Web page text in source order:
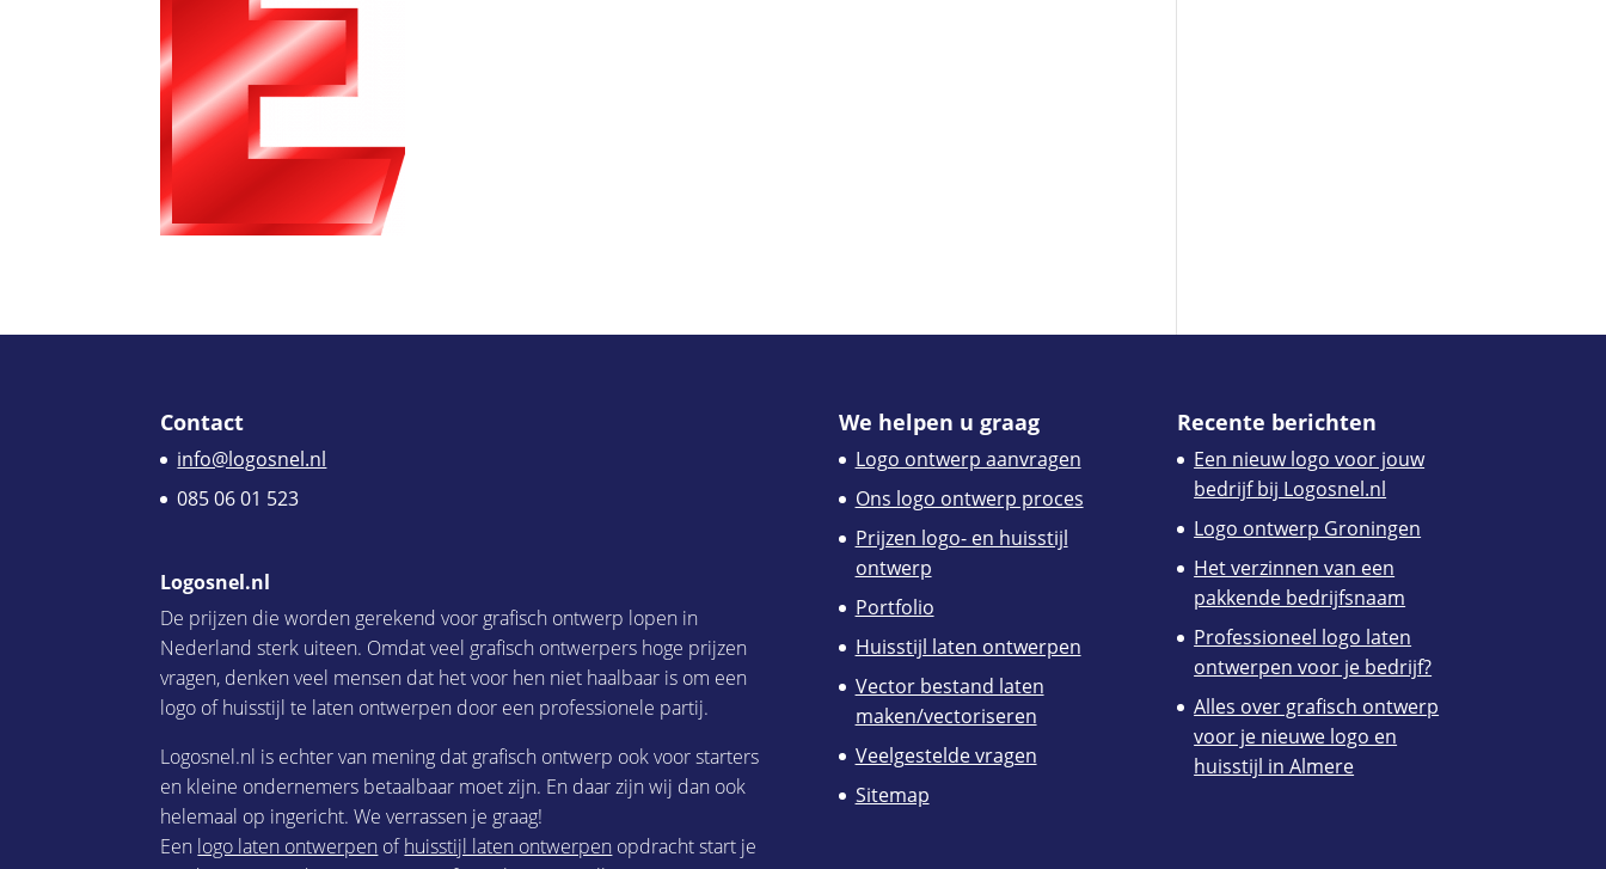
Contact
info@logosnel.nl
085 06 01 523
Logosnel.nl
De prijzen die worden gerekend voor grafisch ontwerp lopen in
Nederland sterk uiteen. Omdat veel grafisch ontwerpers hoge prijzen
vragen, denken veel mensen dat het voor hen niet haalbaar is om een
logo of huisstijl te laten ontwerpen door een professionele partij.
Logosnel.nl is echter van mening dat grafisch ontwerp ook voor starters
en kleine ondernemers betaalbaar moet zijn. En daar zijn wij dan ook
helemaal op ingericht. We verrassen je graag!
Een logo laten ontwerpen ofhuisstijl laten ontwerpen opdracht start je
We helpen u graag
Logo ontwerp aanvragen
Ons logo ontwerp proces
Prijzen logo- en huisstijl
ontwerp
Portfolio
Huisstijl laten ontwerpen
Vector bestand laten
maken/vectoriseren
Veelgestelde vragen
Sitemap
Recente berichten
Een nieuw logo voor jouw
bedrijf bij Logosnel.nl
Logo ontwerp Groningen
Het verzinnen van een
pakkende bedrijfsnaam
Professioneel logo laten
ontwerpen voor je bedrijf?
Alles over grafisch ontwerp
voor je nieuwe logo en
huisstijl in Almere